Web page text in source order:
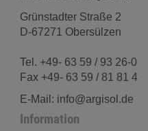
Grünstadter Straße 2
D-67271 Obersülzen
Tel. +49- 63 59 / 93 26-0
Fax +49- 63 59 / 81 81 4
E-Mail: info@argisol.de
Information